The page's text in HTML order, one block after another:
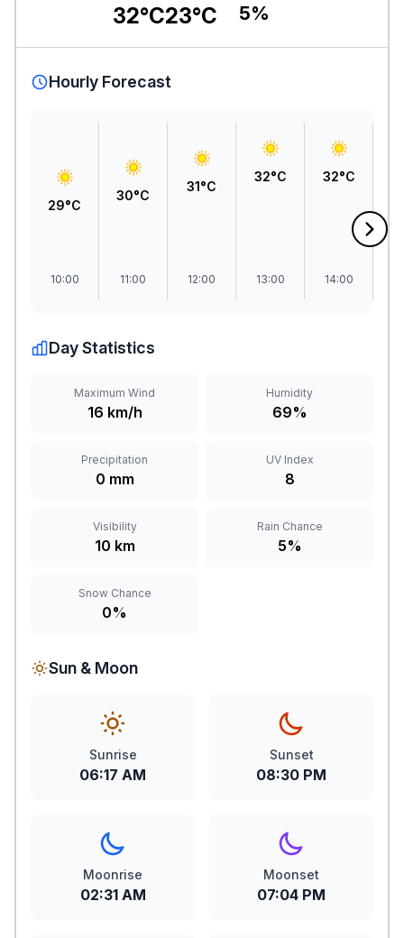
32°C23°C 5%
Hourly Forecast
29°C
10:00
30°C
11:00
31°C
12:00
32°C
13:00
32°C
14:00
Day Statistics
Maximum Wind
16 km/h
Humidity
69%
Precipitation
0 mm
UV Index
8
Visibility
10 km
Rain Chance
5%
Snow Chance
0%
Sun & Moon
Sunrise
06:17 AM
Sunset
08:30 PM
Moonrise
02:31 AM
Moonset
07:04 PM